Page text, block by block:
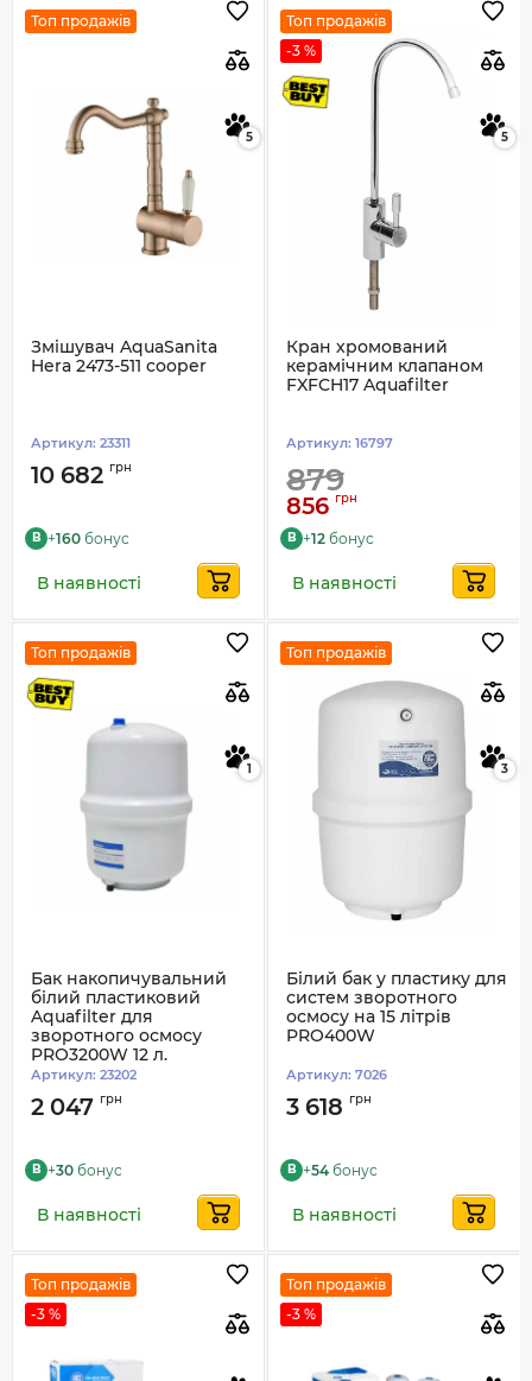
Топ продажів
5
Змішувач AquaSanita
Hera 2473-511 cooper
Артикул: 23311
10 682 грн
B +160 бонус
В наявності
Топ продажів
-3 %
5
Кран хромований
керамічним клапаном
FXFCH17 Aquafilter
Артикул: 16797
879
856 грн
B +12 бонус
В наявності
Топ продажів
1
Бак накопичувальний
білий пластиковий
Aquafilter для
зворотного осмосу
PRO3200W 12 л.
Артикул: 23202
2 047 грн
B +30 бонус
В наявності
Топ продажів
3
Білий бак у пластику для
систем зворотного
осмосу на 15 літрів
PRO400W
Артикул: 7026
3 618 грн
B +54 бонус
В наявності
Топ продажів
-3 %
Топ продажів
-3 %